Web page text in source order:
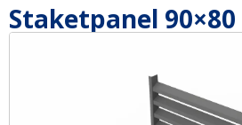
Staketpanel 90×80